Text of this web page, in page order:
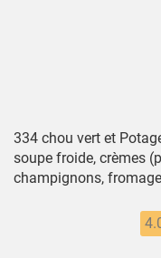
334 chou vert et
soupe froide, crèmes
champignons,